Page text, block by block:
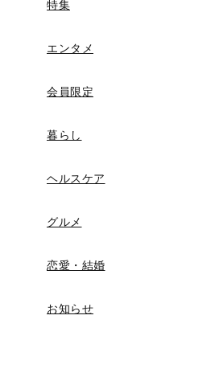
特集
エンタメ
会員限定
暮らし
ヘルスケア
グルメ
恋愛・結婚
お知らせ